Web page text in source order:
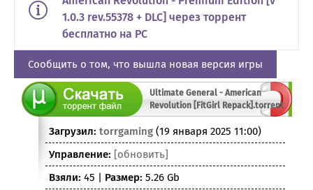
1.0.3 rev.55378 + DLC] через торрент
бесплатно на PC
Сообщить о том, что вышла новая версия игры
Ultimate General - American
Revolution [FitGirl Repack].torrent
Загрузил: torrgaming (19 января 2025 11:00)
Управление:
[обновить]
Взяли: 45 | Размер: 5.26 Gb